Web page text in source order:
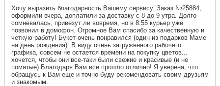
Хочу выразить благодарность Вашему сервису. Заказ №25884,
оформили вчера, доплатили за доставку с 8 до 9 утра. Долго
сомневалась, привезут ли вовремя, но в 8:55 курьер уже
позвонил в домофон. Огромное Вам спасибо за качественную и
четкую работу! Букет очень понравился (один из подарков Маме
на день рождения). В виду очень загруженного рабочего
графика, совсем не остается времени на покупку цветов...
хочется, чтобы они все-таки были свежие и красивые (и не
помятые) Благодаря Вам все прошло отлично! Я уверена, что
обращусь к Вам еще и точно буду рекомендовать своим друзьям
и знакомым.